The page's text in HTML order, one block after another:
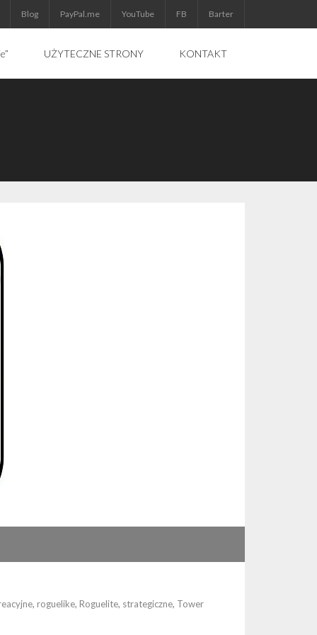
Blog PayPal.me YouTube FB Barter
UŻYTECZNE STRONY KONTAKT
, roguelike, Roguelite, strategiczne, Tower